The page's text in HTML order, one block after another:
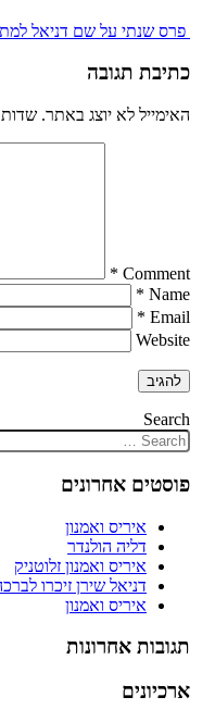
פרס שנתי על שם דניאל
כתיבת תגובה
האימייל לא יוצג באתר. שדות
Comment
*
Name
*
Email
*
Website
Search
פוסטים אחרונים
איריס ואמנון
דליה הולנדר
איריס ואמנון זלוטניק
דניאל שירן זיכרו
איריס ואמנון
תגובות אחרונות
ארכיונים